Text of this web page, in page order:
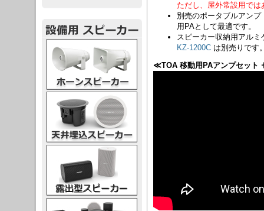
ただし、屋外常設用では
別売のポータブルアン
用PAとして最適です。
スピーカー収納用アルミ
KZ-1200C は別売りです
≪TOA 移動用PAアンプセット